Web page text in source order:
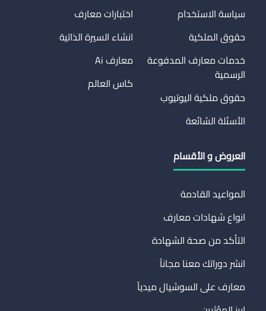
سياسة الاستخدام
حقوق الملكية
خدمات معارف المدفوعة
الرسمية
حقوق ملكية اليوتيوب
الأسئلة الشائعة
اختبارات معارف
انشاء السيرة الذاتية
معارف Ai
كاس العالم
العروض و الأقسام
المواعيد القادمة
انواع شهادات معارف
التأكد من صحة الشهادة
انشر دوراتك معنا مجاناً
معارف على السوشيال ميدياً